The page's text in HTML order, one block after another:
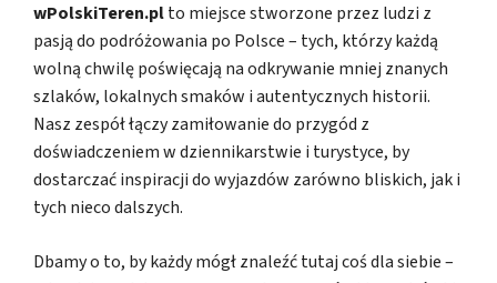
wPolskiTeren.plto miejsce stworzone przez ludzi z
pasją do podróżowania po Polsce – tych, którzy każdą
wolną chwilę poświęcają na odkrywanie mniej znanych
szlaków, lokalnych smaków i autentycznych historii.
Nasz zespół łączy zamiłowanie do przygód z
doświadczeniem w dziennikarstwie i turystyce, by
dostarczać inspiracji do wyjazdów zarówno bliskich, jak i
tych nieco dalszych.
Dbamy o to, by każdy mógł znaleźć tutaj coś dla siebie –